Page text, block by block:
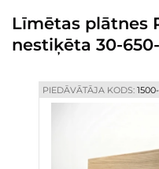
Blogs
Kontaktinformācija
Līmētas plātnes
nestiķēta 30-
PIEDĀVĀTĀJA KODS: